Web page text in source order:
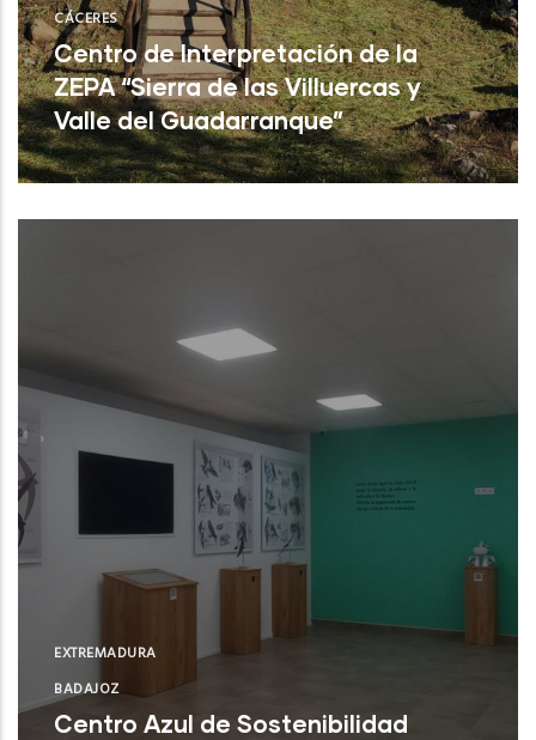
CÁCERES
Centro de Interpretación de la
ZEPA “Sierra de las Villuercas y
Valle del Guadarranque”
Cañamero (Cáceres)
EXTREMADURA
BADAJOZ
Centro Azul de Sostenibilidad